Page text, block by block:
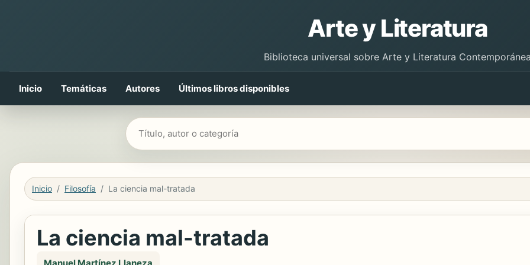
Arte y Literatura
Biblioteca universal sobre Arte y Literatura
Inicio Temáticas Autores Últimos libros disponibles
Buscar libros
Inicio Filosofía La ciencia mal-tratada
La ciencia mal-tratada